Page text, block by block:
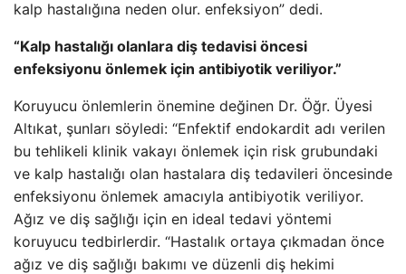
kalp hastalığına neden olur. enfeksiyon” dedi.
“Kalp hastalığı olanlara diş tedavisi öncesi
enfeksiyonu önlemek için antibiyotik veriliyor.”
Koruyucu önlemlerin önemine değinen Dr. Öğr. Üyesi
Altıkat, şunları söyledi: “Enfektif endokardit adı verilen
bu tehlikeli klinik vakayı önlemek için risk grubundaki
ve kalp hastalığı olan hastalara diş tedavileri öncesinde
enfeksiyonu önlemek amacıyla antibiyotik veriliyor.
Ağız ve diş sağlığı için en ideal tedavi yöntemi
koruyucu tedbirlerdir. “Hastalık ortaya çıkmadan önce
ağız ve diş sağlığı bakımı ve düzenli diş hekimi